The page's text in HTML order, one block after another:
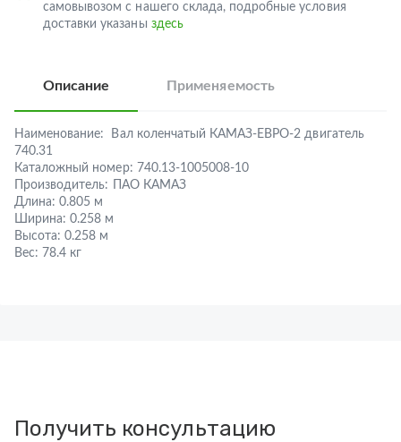
самовывозом с нашего склада, подробные условия
доставки указаны здесь
Описание Применяемость
Наименование:
Вал коленчатый КАМАЗ-ЕВРО-2 двигатель
740.31
Каталожный номер: 740.13-1005008-10
Производитель:
ПАО КАМАЗ
Длина: 0.805 м
Ширина: 0.258 м
Высота: 0.258 м
Вес: 78.4 кг
Получить консультацию